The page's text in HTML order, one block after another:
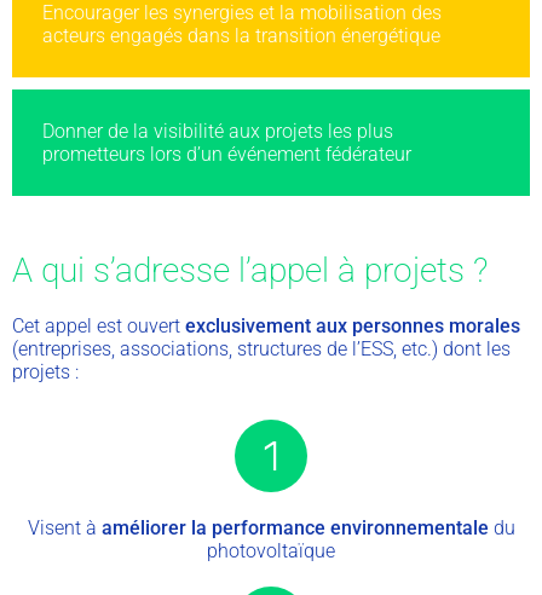
Encourager les synergies et la mobilisation des
acteurs engagés dans la transition énergétique
Donner de la visibilité aux projets les plus
prometteurs lors d’un événement fédérateur
A qui s’adresse l’appel à projets ?
Cet appel est ouvert exclusivement aux personnes morales
(entreprises, associations, structures de l’ESS, etc.) dont les
projets :
1
Visent à améliorer la performance environnementale du
photovoltaïque